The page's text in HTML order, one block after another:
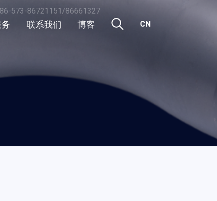
573-86721151/86661327
联系我们 博客
公司新闻
CN